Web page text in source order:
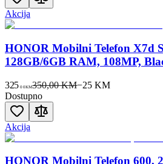
Akcija
HONOR Mobilni Telefon X7d
128GB/6GB RAM, 108MP,
325 00KM350,00 KM−25 KM
Dostupno
Akcija
HONOR Mobilni Telefon 600,